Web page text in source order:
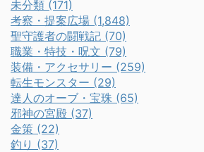
未分類 (171)
考察・提案広場 (1,848)
聖守護者の闘戦記 (70)
職業・特技・呪文 (79)
装備・アクセサリー (259)
転生モンスター (29)
達人のオーブ・宝珠 (65)
邪神の宮殿 (37)
金策 (22)
釣り (37)